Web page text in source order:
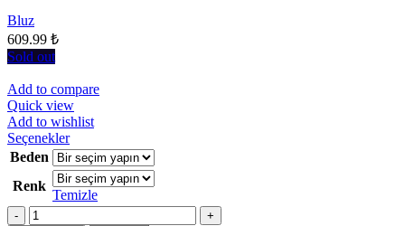
Bluz
609.99 ₺
Sold out
Add to compare
Quick view
Add to wishlist
SeçeneklerBu
ürünün
birden
fazla
varyasyonu
Beden
Renk
Temizle
Miktar